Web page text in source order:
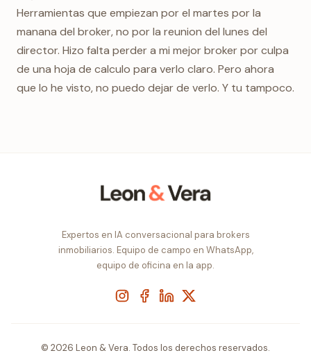
Herramientas que empiezan por el martes por la
manana del broker, no por la reunion del lunes del
director. Hizo falta perder a mi mejor broker por culpa
de una hoja de calculo para verlo claro. Pero ahora
que lo he visto, no puedo dejar de verlo. Y tu tampoco.
Expertos en IA conversacional para brokers
inmobiliarios. Equipo de campo en WhatsApp,
equipo de oficina en la app.
Instagram
Facebook
LinkedIn
X
© 2026 Leon & Vera. Todos los derechos reservados.